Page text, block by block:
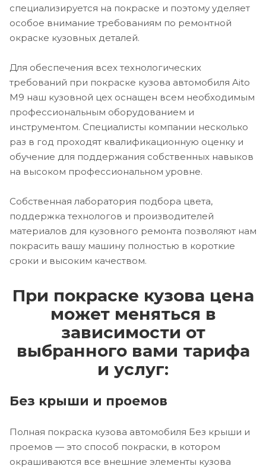
специализируется на покраске и поэтому уделяет
особое внимание требованиям по ремонтной
окраске кузовных деталей.
Для обеспечения всех технологических
требований при покраске кузова автомобиля Aito
M9 наш кузовной цех оснащен всем необходимым
профессиональным оборудованием и
инструментом. Специалисты компании несколько
раз в год проходят квалификационную оценку и
обучение для поддержания собственных навыков
на высоком профессиональном уровне.
Собственная лаборатория подбора цвета,
поддержка технологов и производителей
материалов для кузовного ремонта позволяют нам
покрасить вашу машину полностью в короткие
сроки и высоким качеством.
При покраске кузова цена
может меняться в
зависимости от
выбранного вами тарифа
и услуг:
Без крыши и проемов
Полная покраска кузова автомобиля Без крыши и
проемов — это способ покраски, в котором
окрашиваются все внешние элементы кузова